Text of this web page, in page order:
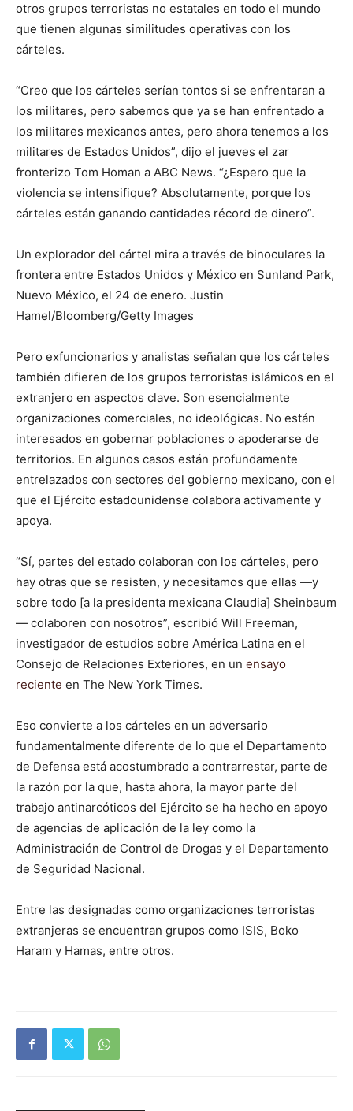
otros grupos terroristas no estatales en todo el mundo
que tienen algunas similitudes operativas con los
cárteles.
“Creo que los cárteles serían tontos si se enfrentaran a
los militares, pero sabemos que ya se han enfrentado a
los militares mexicanos antes, pero ahora tenemos a los
militares de Estados Unidos”, dijo el jueves el zar
fronterizo Tom Homan a ABC News. “¿Espero que la
violencia se intensifique? Absolutamente, porque los
cárteles están ganando cantidades récord de dinero”.
Un explorador del cártel mira a través de binoculares la
frontera entre Estados Unidos y México en Sunland Park,
Nuevo México, el 24 de enero. Justin
Hamel/Bloomberg/Getty Images
Pero exfuncionarios y analistas señalan que los cárteles
también difieren de los grupos terroristas islámicos en el
extranjero en aspectos clave. Son esencialmente
organizaciones comerciales, no ideológicas. No están
interesados ​​en gobernar poblaciones o apoderarse de
territorios. En algunos casos están profundamente
entrelazados con sectores del gobierno mexicano, con el
que el Ejército estadounidense colabora activamente y
apoya.
“Sí, partes del estado colaboran con los cárteles, pero
hay otras que se resisten, y necesitamos que ellas —y
sobre todo [a la presidenta mexicana Claudia] Sheinbaum
— colaboren con nosotros”, escribió Will Freeman,
investigador de estudios sobre América Latina en el
Consejo de Relaciones Exteriores, en un ensayo
reciente en The New York Times.
Eso convierte a los cárteles en un adversario
fundamentalmente diferente de lo que el Departamento
de Defensa está acostumbrado a contrarrestar, parte de
la razón por la que, hasta ahora, la mayor parte del
trabajo antinarcóticos del Ejército se ha hecho en apoyo
de agencias de aplicación de la ley como la
Administración de Control de Drogas y el Departamento
de Seguridad Nacional.
Entre las designadas como organizaciones terroristas
extranjeras se encuentran grupos como ISIS, Boko
Haram y Hamas, entre otros.